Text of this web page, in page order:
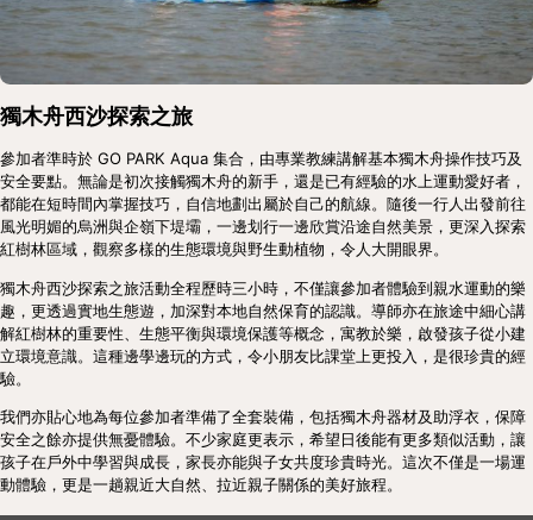
獨木舟西沙探索之旅
參加者準時於 GO PARK Aqua 集合，由專業教練講解基本獨木舟操作技巧及
安全要點。無論是初次接觸獨木舟的新手，還是已有經驗的水上運動愛好者，
都能在短時間內掌握技巧，自信地劃出屬於自己的航線。隨後一行人出發前往
風光明媚的烏洲與企嶺下堤壩，一邊划行一邊欣賞沿途自然美景，更深入探索
紅樹林區域，觀察多樣的生態環境與野生動植物，令人大開眼界。
獨木舟西沙探索之旅活動全程歷時三小時，不僅讓參加者體驗到親水運動的樂
趣，更透過實地生態遊，加深對本地自然保育的認識。導師亦在旅途中細心講
解紅樹林的重要性、生態平衡與環境保護等概念，寓教於樂，啟發孩子從小建
立環境意識。這種邊學邊玩的方式，令小朋友比課堂上更投入，是很珍貴的經
驗。
我們亦貼心地為每位參加者準備了全套裝備，包括獨木舟器材及助浮衣，保障
安全之餘亦提供無憂體驗。不少家庭更表示，希望日後能有更多類似活動，讓
孩子在戶外中學習與成長，家長亦能與子女共度珍貴時光。這次不僅是一場運
動體驗，更是一趟親近大自然、拉近親子關係的美好旅程。